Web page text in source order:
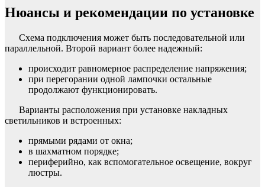
Нюансы и рекомендации по установке
Схема подключения может быть последовательной или
параллельной. Второй вариант более надежный:
происходит равномерное распределение напряжения;
при перегорании одной лампочки остальные
продолжают функционировать.
Варианты расположения при установке накладных
светильников и встроенных:
прямыми рядами от окна;
в шахматном порядке;
периферийно, как вспомогательное освещение, вокруг
люстры.